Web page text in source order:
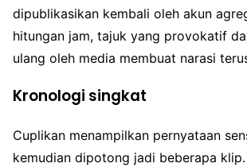
dipublikasikan kembali oleh akun
hitungan jam, tajuk yang provokatif
ulang oleh media membuat narasi
Kronologi singkat
Cuplikan menampilkan pernyataan
kemudian dipotong jadi beberapa